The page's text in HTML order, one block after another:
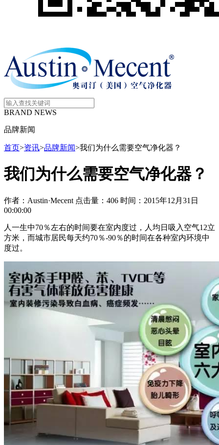
BRAND NEWS
品牌新闻
首页>资讯>品牌新闻>我们为什么需要空气净化器？
我们为什么需要空气净化器？
作者：Austin·Mecent 点击量：406 时间：2015年12月31日
00:00:00
人一生中70％左右的时间要在室内度过，人均日吸入空气12立
方米，而城市居民每天约70％-90％的时间在各种室内环境中
度过。